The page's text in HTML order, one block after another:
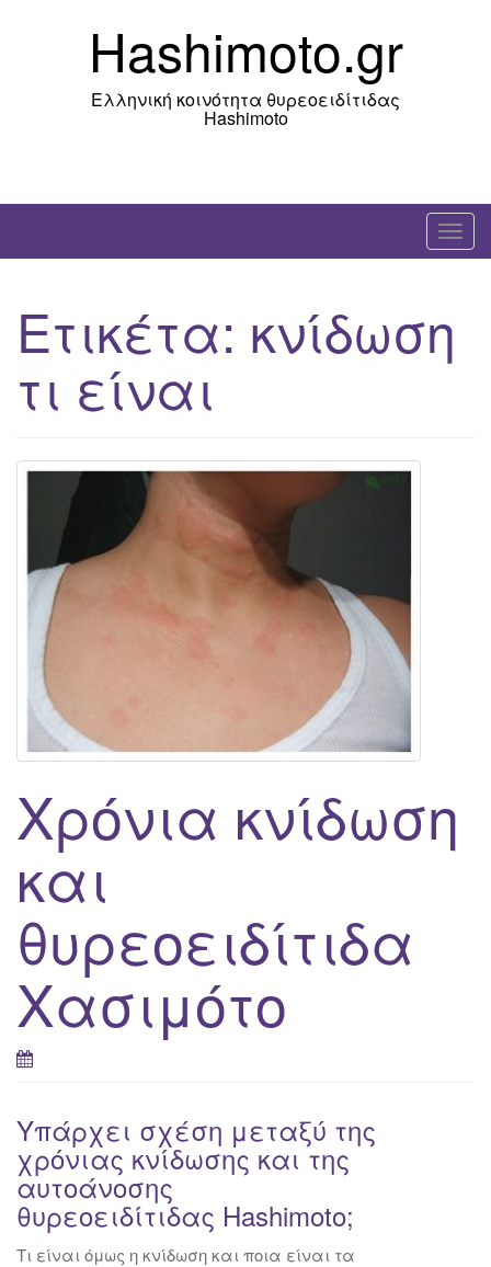
Hashimoto.gr
Ελληνική κοινότητα θυρεοειδίτιδας
Hashimoto
T
o
Ετικέτα: κνίδωση
τι είναι
Χρόνια κνίδωση
και
θυρεοειδίτιδα
Χασιμότο
Υπάρχει σχέση μεταξύ της
χρόνιας κνίδωσης και της
αυτοάνοσης
θυρεοειδίτιδας Hashimoto;
Τι είναι όμως η κνίδωση και ποια είναι τα